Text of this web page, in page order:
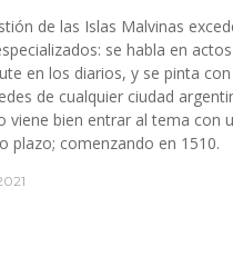
de las Islas Malvinas
se habla en
en los diarios, y se pinta
de cualquier ciudad
viene bien entrar al tema con
plazo; comenzando en 1510.